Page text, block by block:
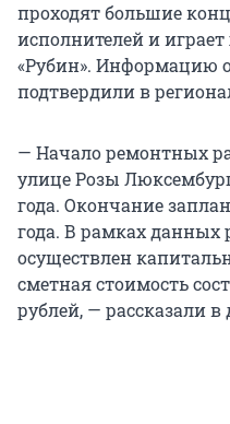
проходят большие
исполнителей и
«Рубин». Информацию
подтвердили в
— Начало ремонтных
улице Розы
года. Окончание
года. В рамках данных
осуществлен
сметная стоимость
рублей, — рассказали в